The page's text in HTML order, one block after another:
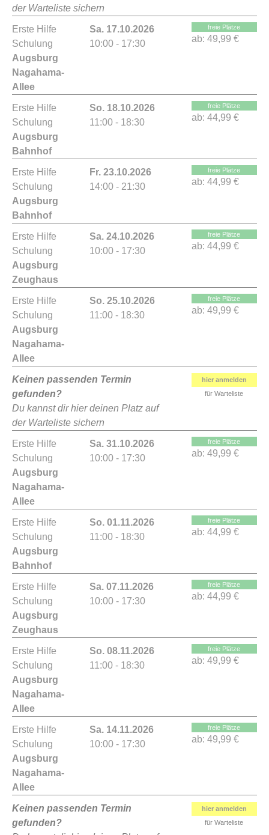
der Warteliste sichern
Erste Hilfe
Schulung
Augsburg
Nagahama-
Allee
Sa. 17.10.2026
10:00 - 17:30
freie Plätze
ab: 49,99 €
Erste Hilfe
Schulung
Augsburg
Bahnhof
So. 18.10.2026
11:00 - 18:30
freie Plätze
ab: 44,99 €
Erste Hilfe
Schulung
Augsburg
Bahnhof
Fr. 23.10.2026
14:00 - 21:30
freie Plätze
ab: 44,99 €
Erste Hilfe
Schulung
Augsburg
Zeughaus
Sa. 24.10.2026
10:00 - 17:30
freie Plätze
ab: 44,99 €
Erste Hilfe
Schulung
Augsburg
Nagahama-
Allee
So. 25.10.2026
11:00 - 18:30
freie Plätze
ab: 49,99 €
Keinen passenden Termin
gefunden?
Du kannst dir hier deinen Platz auf
der Warteliste sichern
hier anmelden
für Warteliste
Erste Hilfe
Schulung
Augsburg
Nagahama-
Allee
Sa. 31.10.2026
10:00 - 17:30
freie Plätze
ab: 49,99 €
Erste Hilfe
Schulung
Augsburg
Bahnhof
So. 01.11.2026
11:00 - 18:30
freie Plätze
ab: 44,99 €
Erste Hilfe
Schulung
Augsburg
Zeughaus
Sa. 07.11.2026
10:00 - 17:30
freie Plätze
ab: 44,99 €
Erste Hilfe
Schulung
Augsburg
Nagahama-
Allee
So. 08.11.2026
11:00 - 18:30
freie Plätze
ab: 49,99 €
Erste Hilfe
Schulung
Augsburg
Nagahama-
Allee
Sa. 14.11.2026
10:00 - 17:30
freie Plätze
ab: 49,99 €
Keinen passenden Termin
gefunden?
hier anmelden
für Warteliste